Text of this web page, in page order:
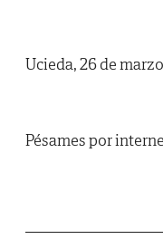
Ucieda, 26 de
Pésames por